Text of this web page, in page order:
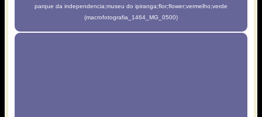
parque da independencia;museu do ipiranga;flor;flower;vermelho;verde
(macrofotografia_1464_MG_0500)